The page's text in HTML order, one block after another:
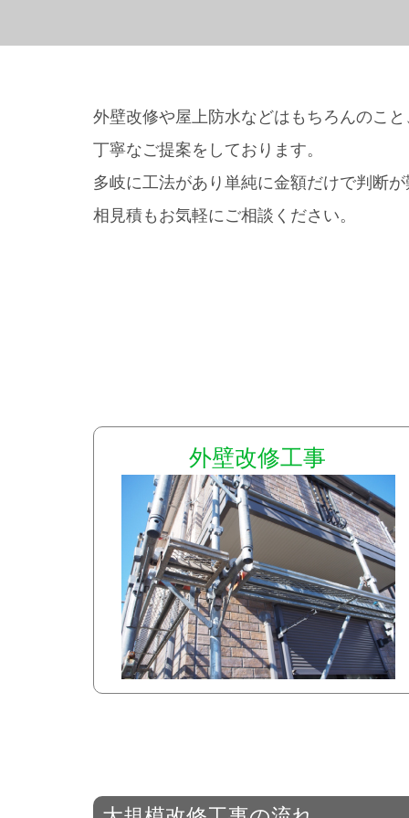
外壁改修や屋上防水などはもちろんのこ
丁寧なご提案をしております。
多岐に工法があり単純に金額だけで判断
相見積もお気軽にご相談ください。
外壁改修工事